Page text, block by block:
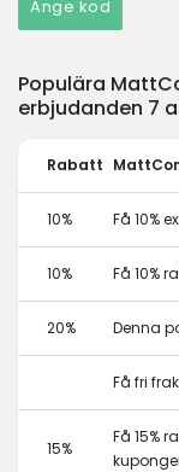
Ange kod
Populära
erbjudanden 7
Rabatt
10% Få 10%
10% Få 10%
20% Denna
Få fri
15%
Få 15%